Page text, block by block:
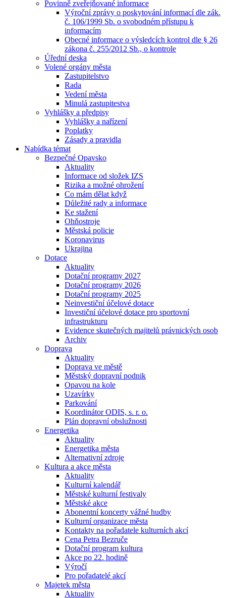
Povinně zveřejňované informace
Výroční zprávy o poskytování informací dle zák.
č. 106/1999 Sb. o svobodném přístupu k
informacím
Obecné informace o výsledcích kontrol dle § 26
zákona č. 255/2012 Sb., o kontrole
Úřední deska
Volené orgány města
Zastupitelstvo
Rada
Vedení města
Minulá zastupitestva
Vyhlášky a předpisy
Vyhlášky a nařízení
Poplatky
Zásady a pravidla
Nabídka témat
Bezpečné Opavsko
Aktuality
Informace od složek IZS
Rizika a možné ohrožení
Co mám dělat když
Důležité rady a informace
Ke stažení
Ohňostroje
Městská policie
Koronavirus
Ukrajina
Dotace
Aktuality
Dotační programy 2027
Dotační programy 2026
Dotační programy 2025
Neinvestiční účelové dotace
Investiční účelové dotace pro sportovní
infrastrukturu
Evidence skutečných majitelů právnických osob
Archiv
Doprava
Aktuality
Doprava ve městě
Městský dopravní podnik
Opavou na kole
Uzavírky
Parkování
Koordinátor ODIS, s. r. o.
Plán dopravní obslužnosti
Energetika
Aktuality
Energetika města
Alternativní zdroje
Kultura a akce města
Aktuality
Kulturní kalendář
Městské kulturní festivaly
Městské akce
Abonentní koncerty vážné hudby
Kulturní organizace města
Kontakty na pořadatele kulturních akcí
Cena Petra Bezruče
Dotační program kultura
Akce po 22. hodině
Výročí
Pro pořadatelé akcí
Majetek města
Aktuality